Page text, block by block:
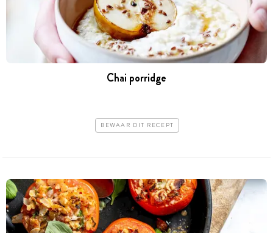
Chai porridge
BEWAAR DIT RECEPT